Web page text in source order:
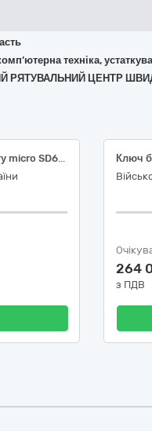
комп’ютерна техніка,
РЯТУВАЛЬНИЙ ЦЕНТР
Флеш карта "Transcend" стандарту micro SD64Gb (10 class)
264
з ПДВ